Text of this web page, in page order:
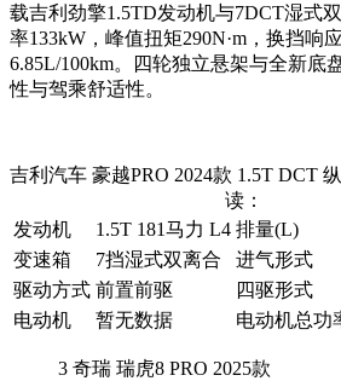
载吉利劲擎1.5TD发动机与7DCT湿式
率133kW，峰值扭矩290N·m，换挡响
6.85L/100km。四轮独立悬架与全新底
性与驾乘舒适性。
吉利汽车 豪越PRO 2024款 1.5T DCT
读：
发动机
1.5T 181马力 L4 排量(L)
变速箱
7挡湿式双离合 进气形式
驱动方式 前置前驱 四驱形式
电动机
暂无数据 电动机总功
3 奇瑞 瑞虎8 PRO 2025款